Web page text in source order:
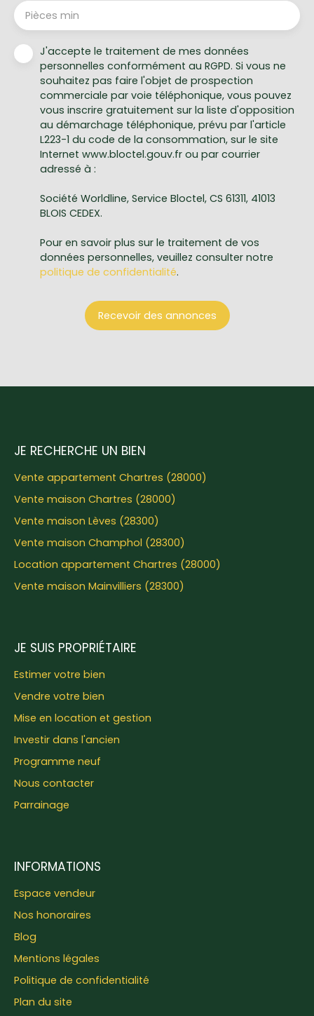
Pièces min
J'accepte le traitement de mes données
personnelles conformément au RGPD. Si vous ne
souhaitez pas faire l'objet de prospection
commerciale par voie téléphonique, vous pouvez
vous inscrire gratuitement sur la liste d'opposition
au démarchage téléphonique, prévu par l'article
L223-1 du code de la consommation, sur le site
Internet www.bloctel.gouv.fr ou par courrier
adressé à :
Société Worldline, Service Bloctel, CS 61311, 41013
BLOIS CEDEX.
Pour en savoir plus sur le traitement de vos
données personnelles, veuillez consulter notre
politique de confidentialité.
Recevoir des annonces
JE RECHERCHE UN BIEN
Vente appartement Chartres (28000)
Vente maison Chartres (28000)
Vente maison Lèves (28300)
Vente maison Champhol (28300)
Location appartement Chartres (28000)
Vente maison Mainvilliers (28300)
JE SUIS PROPRIÉTAIRE
Estimer votre bien
Vendre votre bien
Mise en location et gestion
Investir dans l'ancien
Programme neuf
Nous contacter
Parrainage
INFORMATIONS
Espace vendeur
Nos honoraires
Blog
Mentions légales
Politique de confidentialité
Plan du site